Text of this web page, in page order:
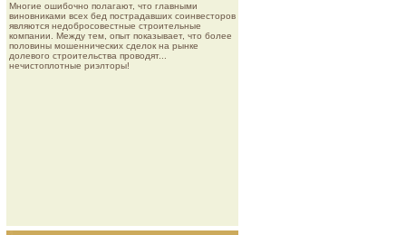
Многие ошибочно полагают, что главными
виновниками всех бед пострадавших соинвесторов
являются недобросовестные строительные
компании. Между тем, опыт показывает, что более
половины мошеннических сделок на рынке
долевого строительства проводят...
нечистоплотные риэлторы!